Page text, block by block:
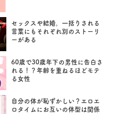
セックスや結婚。一括りされる
言葉にもそれぞれ別のストーリ
ーがある
60歳で30歳年下の男性に告白さ
れる！？年齢を重ねるほどモテ
る女性
自分の体が恥ずかしい？エロエ
ロタイムにお互いの体型は関係